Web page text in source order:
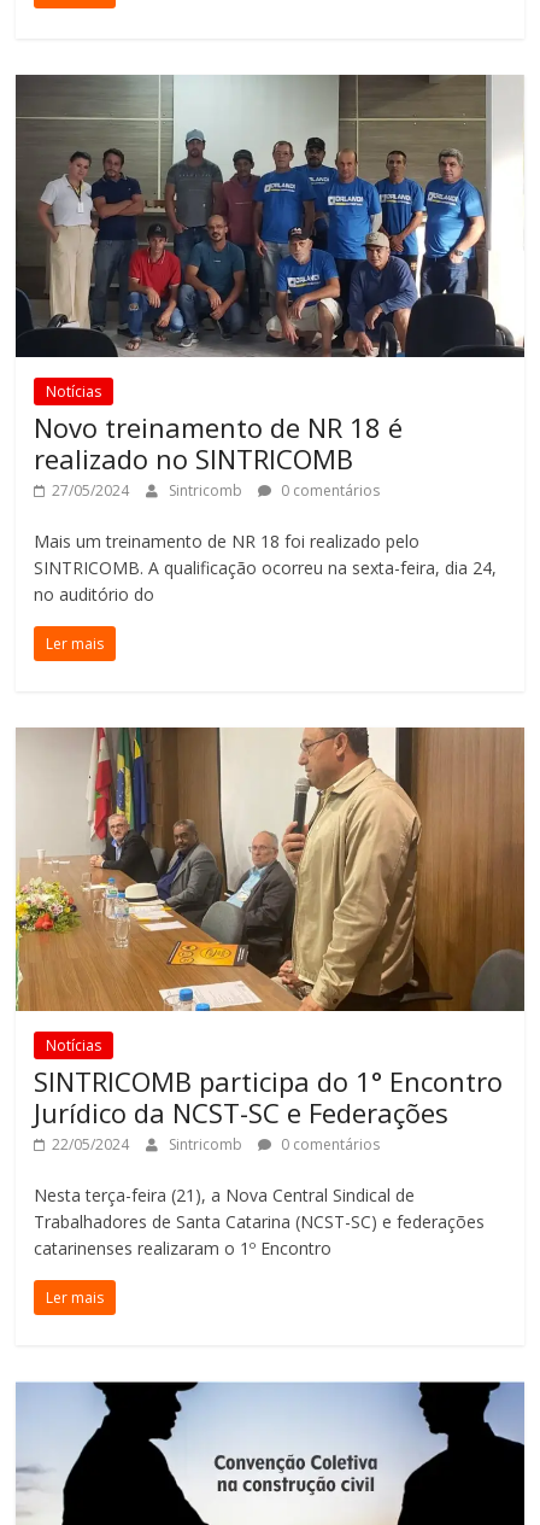
Notícias
Novo treinamento de NR 18 é
realizado no SINTRICOMB
27/05/2024 Sintricomb 0 comentários
Mais um treinamento de NR 18 foi realizado pelo
SINTRICOMB. A qualificação ocorreu na sexta-feira, dia 24,
no auditório do
Ler mais
Notícias
SINTRICOMB participa do 1° Encontro
Jurídico da NCST-SC e Federações
22/05/2024 Sintricomb 0 comentários
Nesta terça-feira (21), a Nova Central Sindical de
Trabalhadores de Santa Catarina (NCST-SC) e federações
catarinenses realizaram o 1º Encontro
Ler mais